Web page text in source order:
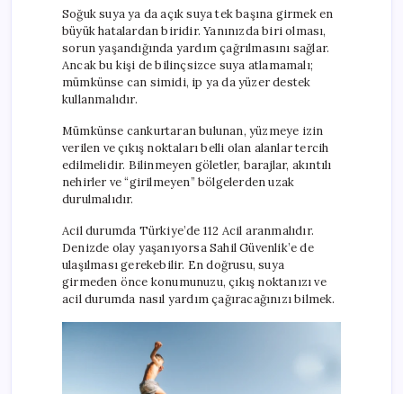
Soğuk suya ya da açık suya tek başına girmek en
büyük hatalardan biridir. Yanınızda biri olması,
sorun yaşandığında yardım çağrılmasını sağlar.
Ancak bu kişi de bilinçsizce suya atlamamalı;
mümkünse can simidi, ip ya da yüzer destek
kullanmalıdır.
Mümkünse cankurtaran bulunan, yüzmeye izin
verilen ve çıkış noktaları belli olan alanlar tercih
edilmelidir. Bilinmeyen göletler, barajlar, akıntılı
nehirler ve “girilmeyen” bölgelerden uzak
durulmalıdır.
Acil durumda Türkiye’de 112 Acil aranmalıdır.
Denizde olay yaşanıyorsa Sahil Güvenlik’e de
ulaşılması gerekebilir. En doğrusu, suya
girmeden önce konumunuzu, çıkış noktanızı ve
acil durumda nasıl yardım çağıracağınızı bilmek.